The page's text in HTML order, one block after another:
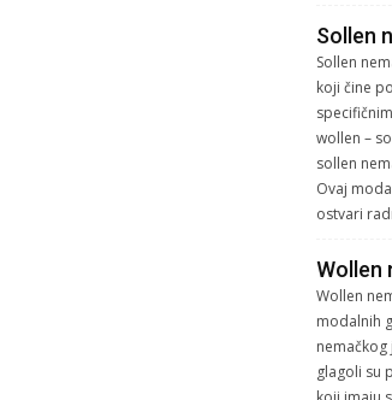
Sollen
Sollen
koji čine
wollen –
sollen
Ovaj
ostvari
Wollen
Wollen
modalnih
nemačkog
glagoli su